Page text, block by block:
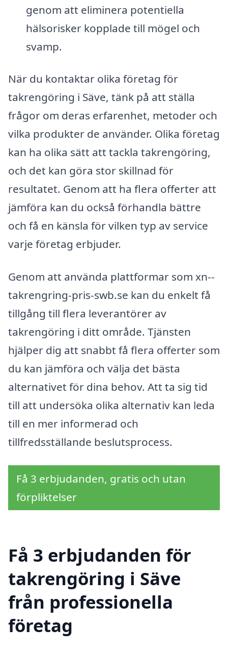
genom att eliminera potentiella
hälsorisker kopplade till mögel och
svamp.
När du kontaktar olika företag för
takrengöring i Säve, tänk på att ställa
frågor om deras erfarenhet, metoder och
vilka produkter de använder. Olika företag
kan ha olika sätt att tackla takrengöring,
och det kan göra stor skillnad för
resultatet. Genom att ha flera offerter att
jämföra kan du också förhandla bättre
och få en känsla för vilken typ av service
varje företag erbjuder.
Genom att använda plattformar som xn--
takrengring-pris-swb.se kan du enkelt få
tillgång till flera leverantörer av
takrengöring i ditt område. Tjänsten
hjälper dig att snabbt få flera offerter som
du kan jämföra och välja det bästa
alternativet för dina behov. Att ta sig tid
till att undersöka olika alternativ kan leda
till en mer informerad och
tillfredsställande beslutsprocess.
Få 3 erbjudanden, gratis och utan
förpliktelser
Få 3 erbjudanden för
takrengöring i Säve
från professionella
företag